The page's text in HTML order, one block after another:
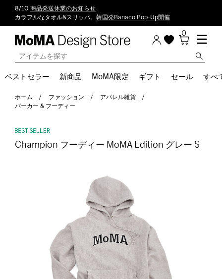
8/10 商品発送休業のお知らせ
カラフルなタオル&スリッパ。 韓国発Banaco Pop-Up開催
0
ベストセラー 新商品 MoMA限定 ギフト セール すべ
ホーム ファッション
アパレル雑貨
パーカー & フーディー
Champion フーディー MoMA Edition グレー S